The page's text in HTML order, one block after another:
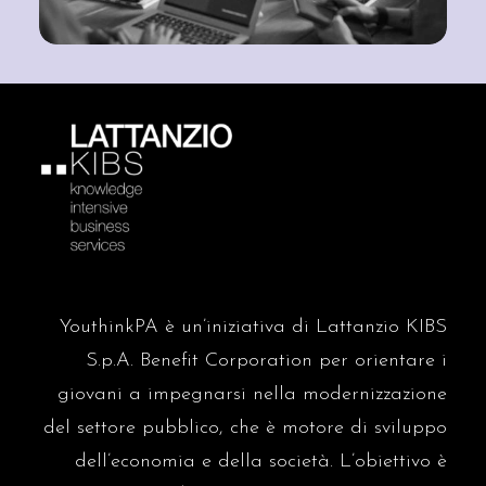
antonionaddeo.blog
L’IA punterà sulla manifattura | Lo
antonionaddeo.blog
La PA assume a tempo
indeterminato, maxi-concorso
Ripam per 1.340 laureati
domenica 4 gennaio
antonionaddeo.blog
ridisegnare la Pubblica
Amministrazione
sabato 3 gennaio
Sole 24
Manovra, è arrivato
l’emendamento del governo:
dalle imprese al Pnrr
martedì 16 dicembre
antonionaddeo.blog
YouthinkPA è un’iniziativa di Lattanzio KIBS
S.p.A. Benefit Corporation per orientare i
giovani a impegnarsi nella modernizzazione
del settore pubblico, che è motore di sviluppo
dell’economia e della società. L’obiettivo è